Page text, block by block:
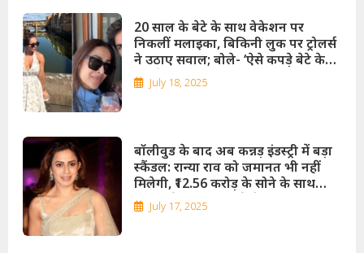
20 साल के बेटे के साथ वेकेशन पर
निकलीं मलाइका, बिकिनी लुक पर ट्रोलर्स
ने उठाए सवाल; बोले- ‘ऐसे कपड़े बेटे के
सामने मत पहनो’!
July 18, 2025
बॉलीवुड के बाद अब कन्नड़ इंडस्ट्री में बड़ा
स्कैंडल: रान्या राव को जमानत भी नहीं
मिलेगी, ₹12.56 करोड़ के सोने के साथ
एयरपोर्ट पर पकड़ी गई थीं; अब एक साल
बिना सुनवाई जेल में रहेंगी!
July 17, 2025